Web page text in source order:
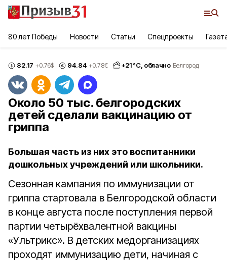
80 лет Победы Новости Статьи Спецпроекты
82.17 +0.76$ 94.84 +0.78€ +21°С, облачно Белгород
Около 50 тыс. белгородских
детей сделали вакцинацию от
гриппа
Большая часть из них это воспитанники
дошкольных учреждений или школьники.
Сезонная кампания по иммунизации от
гриппа стартовала в Белгородской области
в конце августа после поступления первой
партии четырёхвалентной вакцины
«Ультрикс». В детских медорганизациях
проходят иммунизацию дети, начиная с